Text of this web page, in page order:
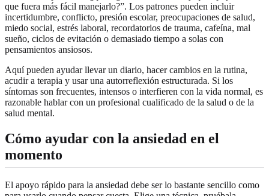
que fuera más fácil manejarlo?”. Los patrones pueden incluir
incertidumbre, conflicto, presión escolar, preocupaciones de salud,
miedo social, estrés laboral, recordatorios de trauma, cafeína, mal
sueño, ciclos de evitación o demasiado tiempo a solas con
pensamientos ansiosos.
Aquí pueden ayudar llevar un diario, hacer cambios en la rutina,
acudir a terapia y usar una autorreflexión estructurada. Si los
síntomas son frecuentes, intensos o interfieren con la vida normal, es
razonable hablar con un profesional cualificado de la salud o de la
salud mental.
Cómo ayudar con la ansiedad en el
momento
El apoyo rápido para la ansiedad debe ser lo bastante sencillo como